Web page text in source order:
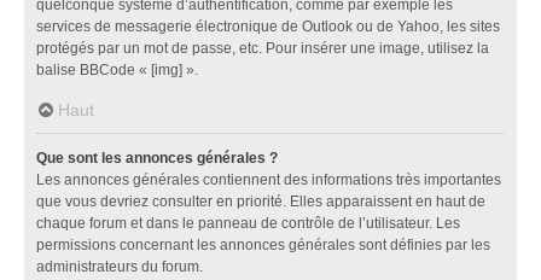
quelconque système d’authentification, comme par exemple les
services de messagerie électronique de Outlook ou de Yahoo, les sites
protégés par un mot de passe, etc. Pour insérer une image, utilisez la
balise BBCode « [img] ».
Haut
Que sont les annonces générales ?
Les annonces générales contiennent des informations très importantes
que vous devriez consulter en priorité. Elles apparaissent en haut de
chaque forum et dans le panneau de contrôle de l’utilisateur. Les
permissions concernant les annonces générales sont définies par les
administrateurs du forum.